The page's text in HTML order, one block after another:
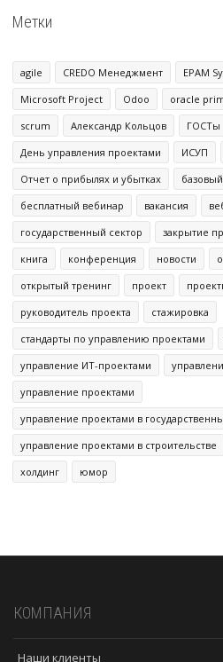
Метки
agile CREDO Менеджмент EPAM
Microsoft Project
Odoo oracle
scrum
Александр Кольцов
ГОСТы
День управления проектами
ИСУП
Отчет о прибылях и убытках
бесплатный вебинар
вакансия
государственный сектор
закрытие
книга
конференция новости
открытый тренинг
проект
руководитель проекта
стажировка
стандарты по управлению проектами
управление ИТ-проектами
управление проектами
управление проектами в
управление проектами в строительстве
холдинг
юмор
КОМПАНИЯ
Наши клиенты